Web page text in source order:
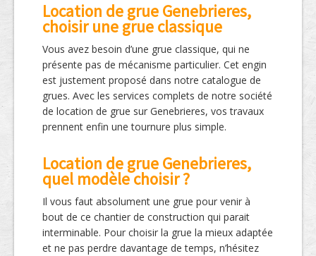
Location de grue Genebrieres,
choisir une grue classique
Vous avez besoin d’une grue classique, qui ne
présente pas de mécanisme particulier. Cet engin
est justement proposé dans notre catalogue de
grues. Avec les services complets de notre société
de location de grue sur Genebrieres, vos travaux
prennent enfin une tournure plus simple.
Location de grue Genebrieres,
quel modèle choisir ?
Il vous faut absolument une grue pour venir à
bout de ce chantier de construction qui parait
interminable. Pour choisir la grue la mieux adaptée
et ne pas perdre davantage de temps, n’hésitez